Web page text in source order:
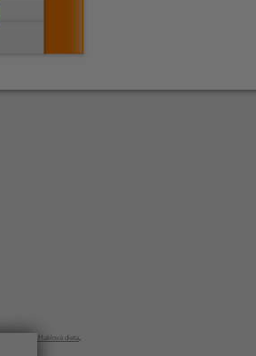
Jana Haklová dieta